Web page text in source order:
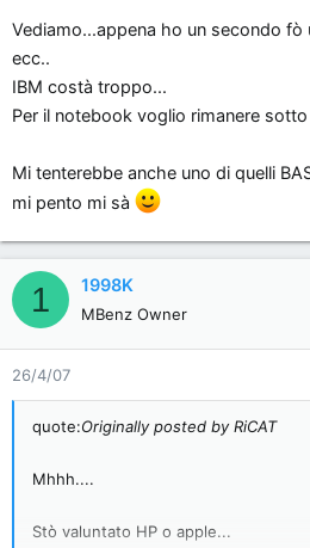
Vediamo...appena ho un secondo
ecc..
IBM costà troppo...
Per il notebook voglio rimanere
Mi tenterebbe anche uno di quelli
mi pento mi sà
1 1998K
MBenz Owner
26/4/07
quote:Originally posted by RiCAT
Mhhh....
Stò valuntato HP o apple...